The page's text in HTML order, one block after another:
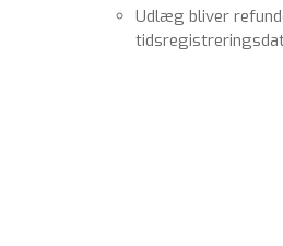
Udlæg bliver